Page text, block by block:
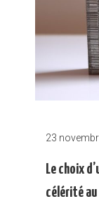
23
Le choix
célérité